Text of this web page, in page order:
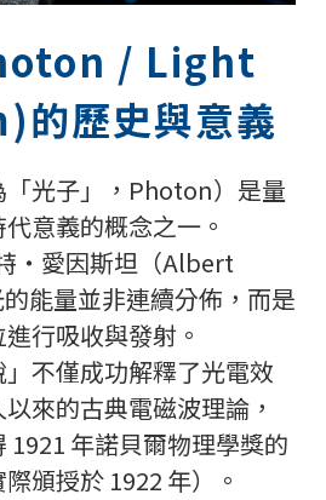
/ Light
歷史與意義
「光子」，Photon）是量
意義的概念之一。
・愛因斯坦（Albert
能量並非連續分佈，而是
行吸收與發射。
不僅成功解釋了光電效
來的古典電磁波理論，
1921 年諾貝爾物理學獎的
頒授於 1922 年）。